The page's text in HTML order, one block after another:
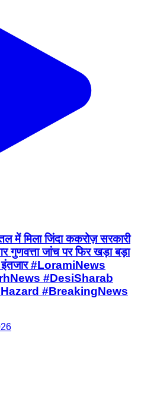
में मिला जिंदा ककरोज़ सरकारी
गुणवत्ता जांच पर फिर खड़ा बड़ा
इंतजार #LoramiNews
#DesiSharab
#BreakingNews